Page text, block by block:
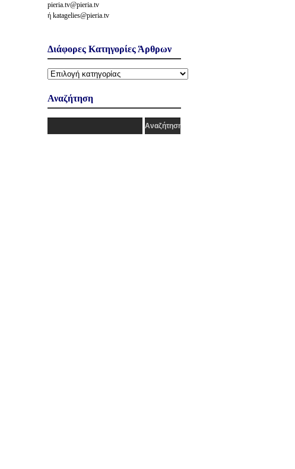
pieria.tv@pieria.tv
ή katagelies@pieria.tv
Διάφορες Κατηγορίες Άρθρων
Διάφορες
Άρθρων
Αναζήτηση